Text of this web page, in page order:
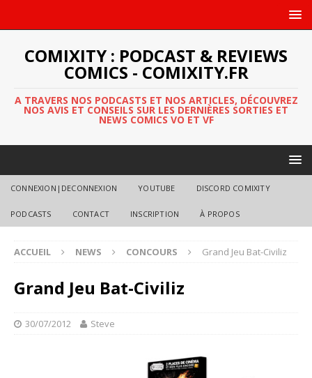
COMIXITY : PODCAST & REVIEWS
COMICS - COMIXITY.FR
A TRAVERS NOS PODCASTS ET NOS ARTICLES, DÉCOUVREZ
NOS AVIS ET CONSEILS SUR LES DERNIÈRES SORTIES ET
NEWS COMICS VO ET VF
CONNEXION|DECONNEXION YOUTUBE DISCORD COMIXITY
PODCASTS CONTACT INSCRIPTION À PROPOS
ACCUEIL NEWS CONCOURS Grand Jeu Bat-Civiliz
Grand Jeu Bat-Civiliz
30/07/2012 Steve